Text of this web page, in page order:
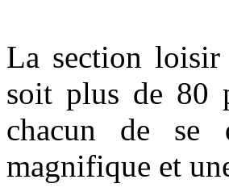
La section loisir
soit plus de 80
chacun de se
magnifique et